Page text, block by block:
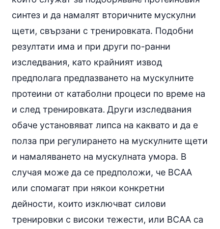
синтез и да намалят вторичните мускулни
щети, свързани с тренировката. Подобни
резултати има и при други по-ранни
изследвания, като крайният извод
предполага предпазването на мускулните
протеини от катаболни процеси по време на
и след тренировката. Други изследвания
обаче установяват липса на каквато и да е
полза при регулирането на мускулните щети
и намаляването на мускулната умора. В
случая може да се предположи, че BCAA
или спомагат при някои конкретни
дейности, които изключват силови
тренировки с високи тежести, или BCAA са